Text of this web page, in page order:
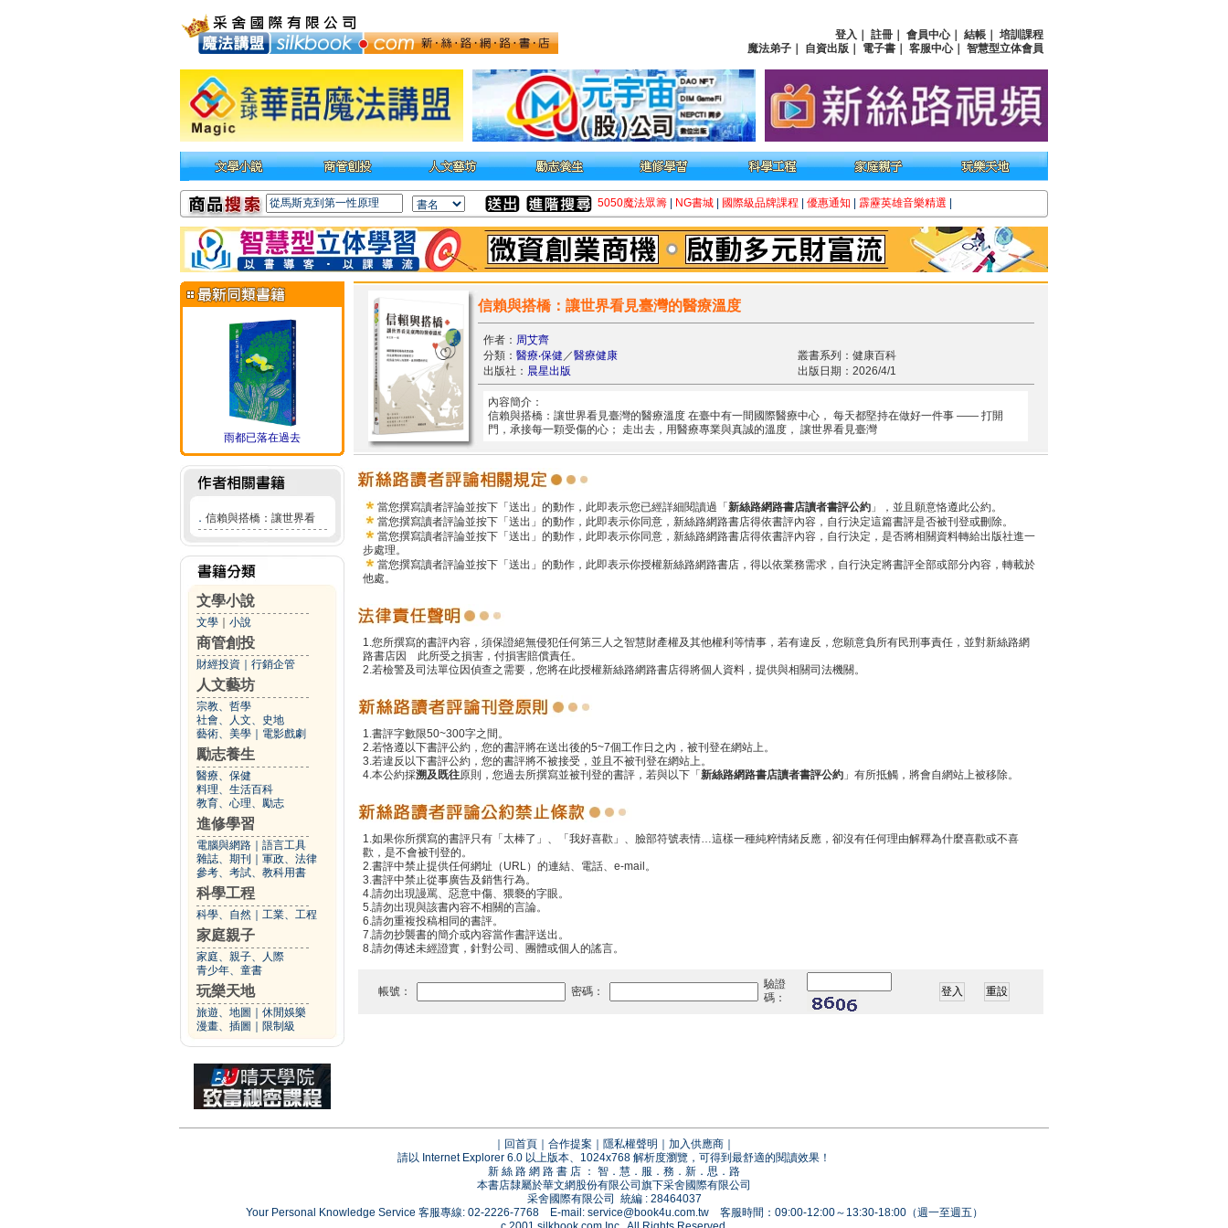
登入 註冊 會員中心｜ 結帳
培訓課程
魔法弟子
自資出版 電子書 客服中心｜ 智慧型立体會員
5050魔法眾籌 NG書城 國際級品牌課程 優惠通知 霹靂英雄音樂精選
雨都已落在過去
． 信賴與搭橋：讓世界看
文學小說
文學 小說
商管創投
財經投資 行銷企管
人文藝坊
宗教、哲學
社會、人文、史地
藝術、美學
電影戲劇
勵志養生
醫療、保健
料理、生活百科
教育、心理、勵志
進修學習
電腦與網路
語言工具
雜誌、期刊
軍政、法律
參考、考試、教科用書
科學工程
科學、自然 工業、工程
家庭親子
家庭、親子、人際
青少年、童書
玩樂天地
旅遊、地圖
休閒娛樂
漫畫、插圖
限制級
信賴與搭橋：讓世界看見臺灣的醫療溫度
作者： 周艾齊
分類： 醫療‧保健 ／醫療健康
叢書系列：健康百科
出版社： 晨星出版 出版日期：2026/4/1
內容簡介：
信賴與搭橋：讓世界看見臺灣的醫療溫度 在臺中有一間國際醫療中心， 每天都堅持在做好一件事 —— 打開
門，承接每一顆受傷的心； 走出去，用醫療專業與真誠的溫度， 讓世界看見臺灣
當您撰寫讀者評論並按下「送出」的動作，此即表示您已經詳細閱讀過「 新絲路網路書店讀者書評公約 」，並且願意恪遵此公約。
當您撰寫讀者評論並按下「送出」的動作，此即表示你同意，新絲路網路書店得依書評內容，自行決定這篇書評是否被刊登或刪除。
當您撰寫讀者評論並按下「送出」的動作，此即表示你同意，新絲路網路書店得依書評內容，自行決定，是否將相關資料轉給出版社進一
步處理。
當您撰寫讀者評論並按下「送出」的動作，此即表示你授權新絲路網路書店，得以依業務需求，自行決定將書評全部或部分內容，轉載於
他處。
1.您所撰寫的書評內容，須保證絕無侵犯任何第三人之智慧財產權及其他權利等情事，若有違反，您願意負所有民刑事責任，並對新絲路網
路書店因 此所受之損害，付損害賠償責任。
2.若檢警及司法單位因偵查之需要，您將在此授權新絲路網路書店得將個人資料，提供與相關司法機關。
1.書評字數限50~300字之間。
2.若恪遵以下書評公約，您的書評將在送出後的5~7個工作日之內，被刊登在網站上。
3.若違反以下書評公約，您的書評將不被接受，並且不被刊登在網站上。
4.本公約採溯及既往原則，您過去所撰寫並被刊登的書評，若與以下「 新絲路網路書店讀者書評公約 」有所抵觸，將會自網站上被移除。
1.如果你所撰寫的書評只有「太棒了」、「我好喜歡」、臉部符號表情…這樣一種純粹情緒反應，卻沒有任何理由解釋為什麼喜歡或不喜
歡，是不會被刊登的。
2.書評中禁止提供任何網址（URL）的連結、電話、e-mail。
3.書評中禁止從事廣告及銷售行為。
4.請勿出現謾罵、惡意中傷、猥褻的字眼。
5.請勿出現與該書內容不相關的言論。
6.請勿重複投稿相同的書評。
7.請勿抄襲書的簡介或內容當作書評送出。
8.請勿傳述未經證實，針對公司、團體或個人的謠言。
帳號： 密碼：
驗證
碼：
回首頁 合作提案 隱私權聲明 加入供應商
請以 Internet Explorer 6.0 以上版本、1024x768 解析度瀏覽，可得到最舒適的閱讀效果！
新 絲 路 網 路 書 店 ： 智．慧．服．務．新．思．路
本書店隸屬於華文網股份有限公司旗下采舍國際有限公司
采舍國際有限公司 統編 : 28464037
Your Personal Knowledge Service 客服專線: 02-2226-7768 E-mail: service@book4u.com.tw客服時間：09:00-12:00～13:30-18:00（週一至週五）